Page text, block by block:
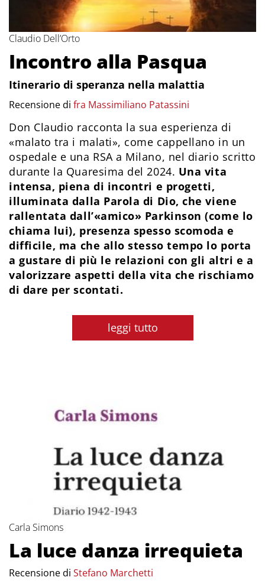
Claudio Dell’Orto
Incontro alla Pasqua
Itinerario di speranza nella malattia
Recensione di fra Massimiliano Patassini
Don Claudio racconta la sua esperienza di
«malato tra i malati», come cappellano in un
ospedale e una RSA a Milano, nel diario scritto
durante la Quaresima del 2024. Una vita
intensa, piena di incontri e progetti,
illuminata dalla Parola di Dio, che viene
rallentata dall’«amico» Parkinson (come lo
chiama lui), presenza spesso scomoda e
difficile, ma che allo stesso tempo lo porta
a gustare di più le relazioni con gli altri e a
valorizzare aspetti della vita che rischiamo
di dare per scontati.
leggi tutto
Carla Simons
La luce danza irrequieta
Recensione di Stefano Marchetti